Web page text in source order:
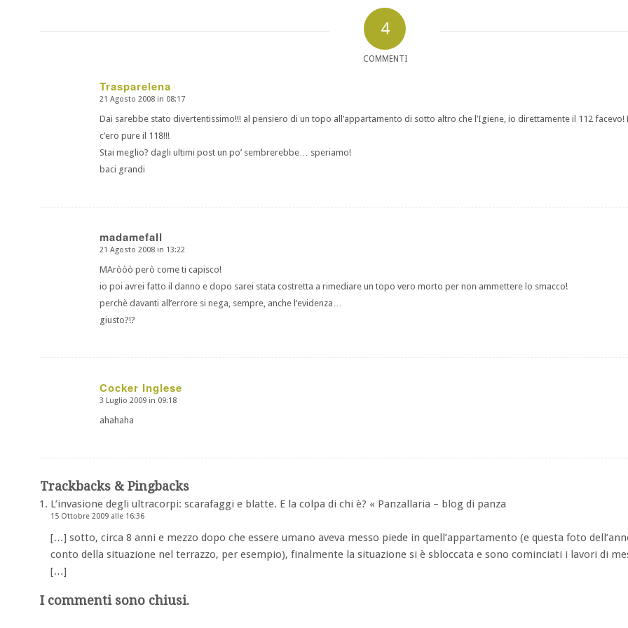
4
COMMENTI
Trasparelena
dice:
21 Agosto 2008 in 08:17
Dai sarebbe stato divertentissimo!!! al pensiero di un topo all’appartamento di sotto altro che l’Igiene, io direttamente il 112 facevo!
c’ero pure il 118!!!
Stai meglio? dagli ultimi post un po’ sembrerebbe… speriamo!
baci grandi
madamefall
dice:
21 Agosto 2008 in 13:22
MAròòò però come ti capisco!
io poi avrei fatto il danno e dopo sarei stata costretta a rimediare un topo vero morto per non ammettere lo smacco!
perchè davanti all’errore si nega, sempre, anche l’evidenza…
giusto?!?
Cocker Inglese
dice:
3 Luglio 2009 in 09:18
ahahaha
Trackbacks & Pingbacks
L’invasione degli ultracorpi: scarafaggi e blatte. E la colpa di chi è? « Panzallaria – blog di panza
15 Ottobre 2009 alle 16:36
[…] sotto, circa 8 anni e mezzo dopo che essere umano aveva messo piede in quell’appartamento (e questa foto
conto della situazione nel terrazzo, per esempio), finalmente la situazione si è sbloccata e sono cominciati i lavori di
[…]
I commenti sono chiusi.